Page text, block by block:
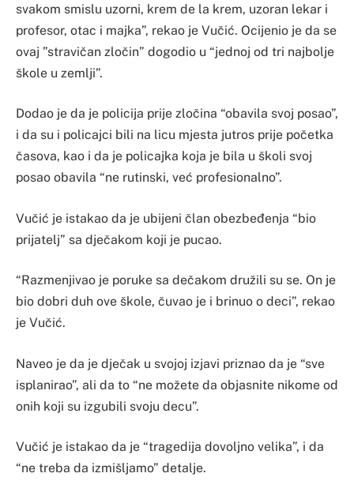
svakom smislu uzorni, krem de la krem, uzoran lekar i
profesor, otac i majka”, rekao je Vučić. Ocijenio je da se
ovaj ”stravičan zločin” dogodio u “jednoj od tri najbolje
škole u zemlji”.
Dodao je da je policija prije zločina “obavila svoj posao”,
i da su i policajci bili na licu mjesta jutros prije početka
časova, kao i da je policajka koja je bila u školi svoj
posao obavila “ne rutinski, već profesionalno”.
Vučić je istakao da je ubijeni član obezbeđenja “bio
prijatelj” sa dječakom koji je pucao.
“Razmenjivao je poruke sa dečakom družili su se. On je
bio dobri duh ove škole, čuvao je i brinuo o deci”, rekao
je Vučić.
Naveo je da je dječak u svojoj izjavi priznao da je “sve
isplanirao”, ali da to “ne možete da objasnite nikome od
onih koji su izgubili svoju decu”.
Vučić je istakao da je “tragedija dovoljno velika”, i da
“ne treba da izmišljamo” detalje.